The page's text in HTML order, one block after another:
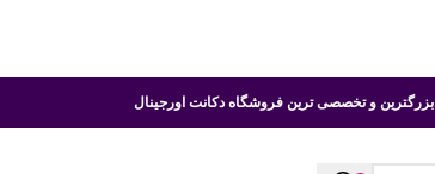
بزرگترین و تخصصی ترین فروشگاه دکانت اورجینال